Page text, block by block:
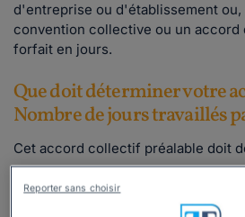
d'entreprise ou d'établissement ou,
convention collective ou un accord
forfait en jours.
Que doit déterminer votre
Nombre de jours travaillés
Cet accord collectif préalable doit
tel "forfait jours" ;
Reporter sans choisir